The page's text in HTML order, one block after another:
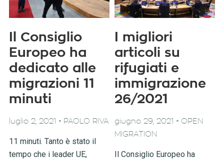
Il Consiglio
Europeo ha
dedicato alle
migrazioni 11
minuti
luglio 2, 2021 - PAOLO RIVA
11 minuti. Tanto è stato il
tempo che i leader UE,
I migliori
articoli su
rifugiati e
immigrazione
26/2021
giugno 29, 2021 - OPEN
MIGRATION
Il Consiglio Europeo ha